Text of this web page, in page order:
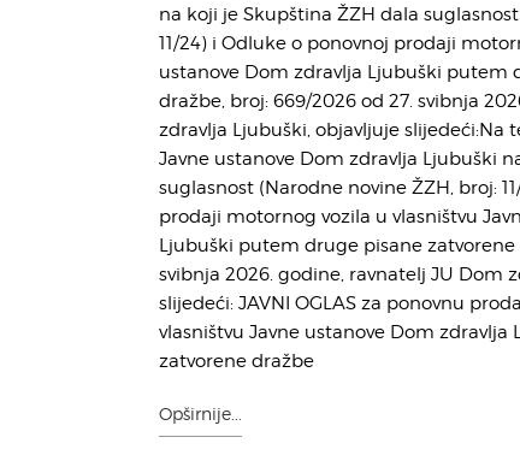
na koji je Skupština ŽZH dala
11/24) i Odluke o ponovnoj prodaji
ustanove Dom zdravlja Ljubuški putem
dražbe, broj: 669/2026 od 27. svibnja
zdravlja Ljubuški, objavljuje slijedeći:Na
Javne ustanove Dom zdravlja Ljubuški
suglasnost (Narodne novine ŽZH, broj:
prodaji motornog vozila u vlasništvu
Ljubuški putem druge pisane zatvorene
svibnja 2026. godine, ravnatelj JU Dom
slijedeći: JAVNI OGLAS za ponovnu
vlasništvu Javne ustanove Dom
zatvorene dražbe
Opširnije...